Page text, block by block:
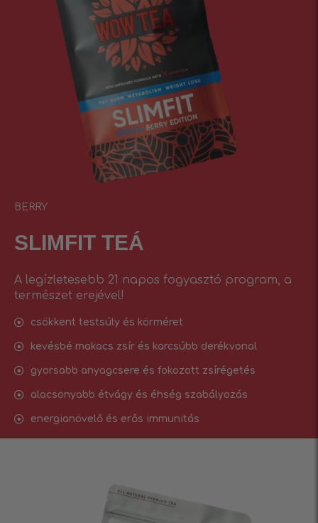
BERRY
SLIMFIT TEÁ
A legízletesebb 21 napos fogyasztó program, a
természet erejével!
csökkent testsúly és körméret
kevésbé makacs zsír és karcsúbb derékvonal
gyorsabb anyagcsere és fokozott zsírégetés
alacsonyabb étvágy és éhség szabályozás
energianövelő és erős immunitás